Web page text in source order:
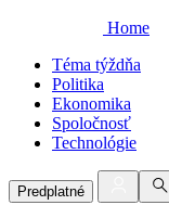
Home
Téma týždňa
Politika
Ekonomika
Spoločnosť
Technológie
Predplatné